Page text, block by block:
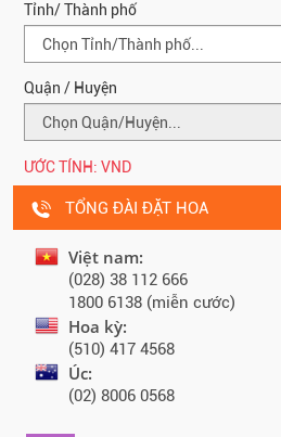
Tỉnh/ Thành phố
Quận / Huyện
ƯỚC TÍNH: VND
TỔNG ĐÀI ĐẶT HOA
Việt nam:
(028) 38 112 666
1800 6138 (miễn cước)
Hoa kỳ:
(510) 417 4568
Úc:
(02) 8006 0568